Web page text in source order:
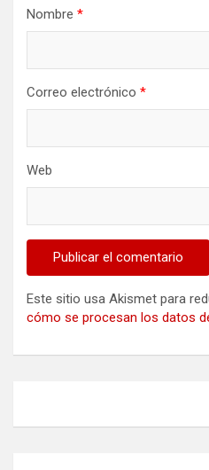
Nombre *
Correo electrónico *
Web
Este sitio usa Akismet para
cómo se procesan los datos